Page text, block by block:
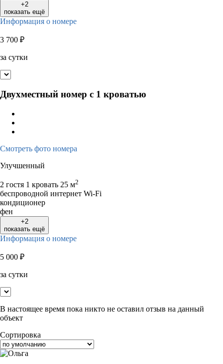
+2
показать ещё
Информация о номере
3 700 ₽
за сутки
Двухместный номер с 1 кроватью
Смотреть фото номера
Улучшенный
2 гостя 1 кровать 25 м2
беспроводной интернет Wi-Fi
кондиционер
фен
+2
показать ещё
Информация о номере
5 000 ₽
за сутки
В настоящее время пока никто не оставил отзыв на данный
объект
Сортировка